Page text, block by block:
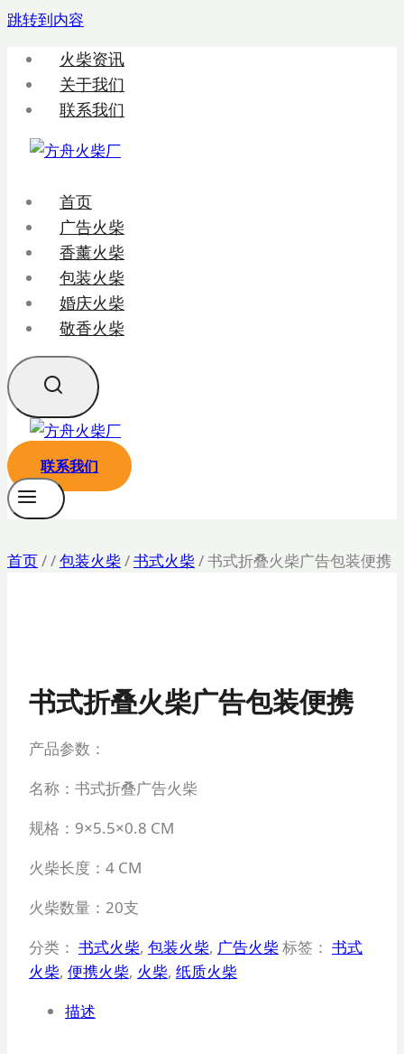
跳转到内容
火柴资讯
关于我们
联系我们
首页
广告火柴
香薰火柴
包装火柴
婚庆火柴
敬香火柴
联系我们
首页//包装火柴/书式火柴/书式折叠火柴广告包装便携
书式折叠火柴广告包装便携
产品参数：
名称：书式折叠广告火柴
规格： 9×5.5×0.8 CM
火柴长度： 4 CM
火柴数量：20支
分类： 书式火柴, 包装火柴, 广告火柴标签： 书式
火柴, 便携火柴, 火柴, 纸质火柴
描述